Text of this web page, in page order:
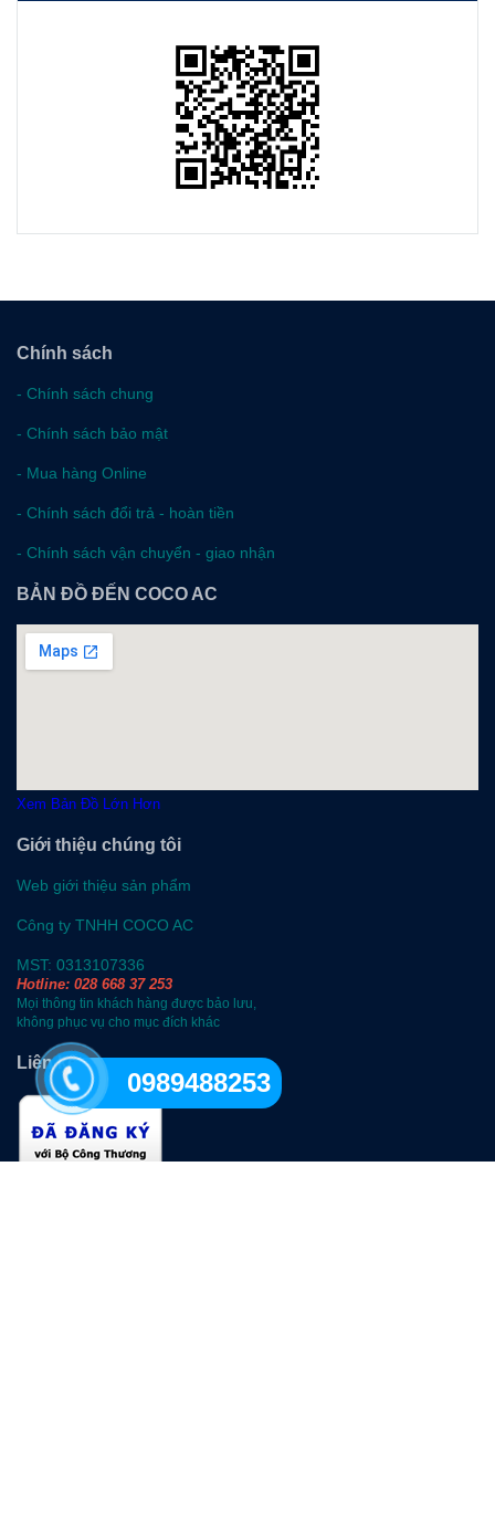
Chính sách
- Chính sách chung
- Chính sách bảo mật
- Mua hàng Online
- Chính sách đổi trả - hoàn tiền
- Chính sách vận chuyển - giao nhận
BẢN ĐỒ ĐẾN COCO AC
Xem Bản Đồ Lớn Hơn
Giới thiệu chúng tôi
Web giới thiệu sản phẩm
Công ty TNHH COCO AC
MST: 0313107336
Hotline: 028 668 37 253
Mọi thông tin khách hàng được bảo lưu,
không phục vụ cho mục đích khác
Liên kết
0989488253